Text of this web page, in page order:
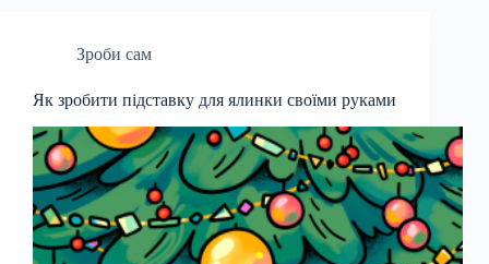
Зроби сам
Як зробити підставку для ялинки своїми руками